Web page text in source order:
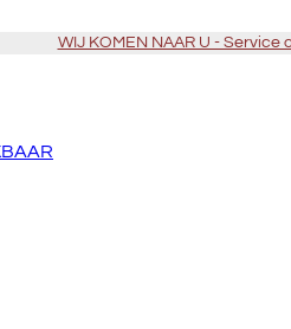
WIJ KOMEN NAAR U -